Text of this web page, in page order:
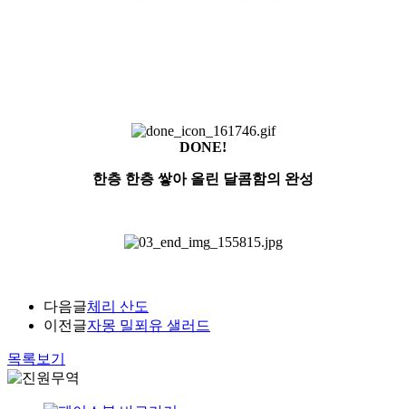
DONE!
한층 한층 쌓아 올린 달콤함의 완성
다음글체리 산도
이전글자몽 밀푀유 샐러드
목록보기